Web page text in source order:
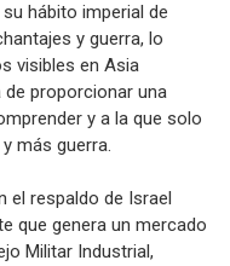
hábito imperial de
y guerra, lo
visibles en Asia
de proporcionar una
y a la que solo
más guerra.
el respaldo de Israel
que genera un mercado
Militar Industrial,